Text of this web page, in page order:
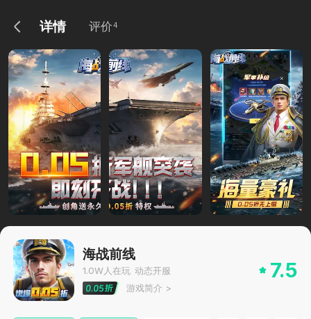
详情 评价4
海战前线
1.0W人在玩 动态开服
游戏简介 >
7.5